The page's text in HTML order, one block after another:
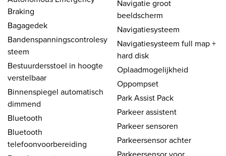
Braking
Bagagedek
Bandenspanningscontrolesy
steem
Bestuurdersstoel in hoogte
verstelbaar
Binnenspiegel automatisch
dimmend
Bluetooth
Bluetooth
telefoonvoorbereiding
Navigatie groot
beeldscherm
Navigatiesysteem
Navigatiesysteem full map +
hard disk
Oplaadmogelijkheid
Oppompset
Park Assist Pack
Parkeer assistent
Parkeer sensoren
Parkeersensor achter